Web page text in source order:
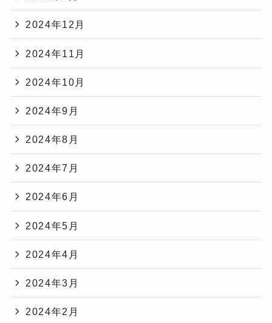
2024年12月
2024年11月
2024年10月
2024年9月
2024年8月
2024年7月
2024年6月
2024年5月
2024年4月
2024年3月
2024年2月